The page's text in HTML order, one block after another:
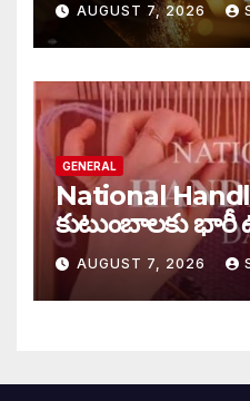
AUGUST 7, 2026
GENERAL
National
కుటుంబాలకు భారీ
AUGUST 7, 2026